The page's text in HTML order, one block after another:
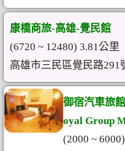
康橋商旅-高雄-覺民館
(6720 ~ 12480) 3.81公里
高雄市三民區覺民路291
御宿汽車旅
oyal Group
(2000 ~